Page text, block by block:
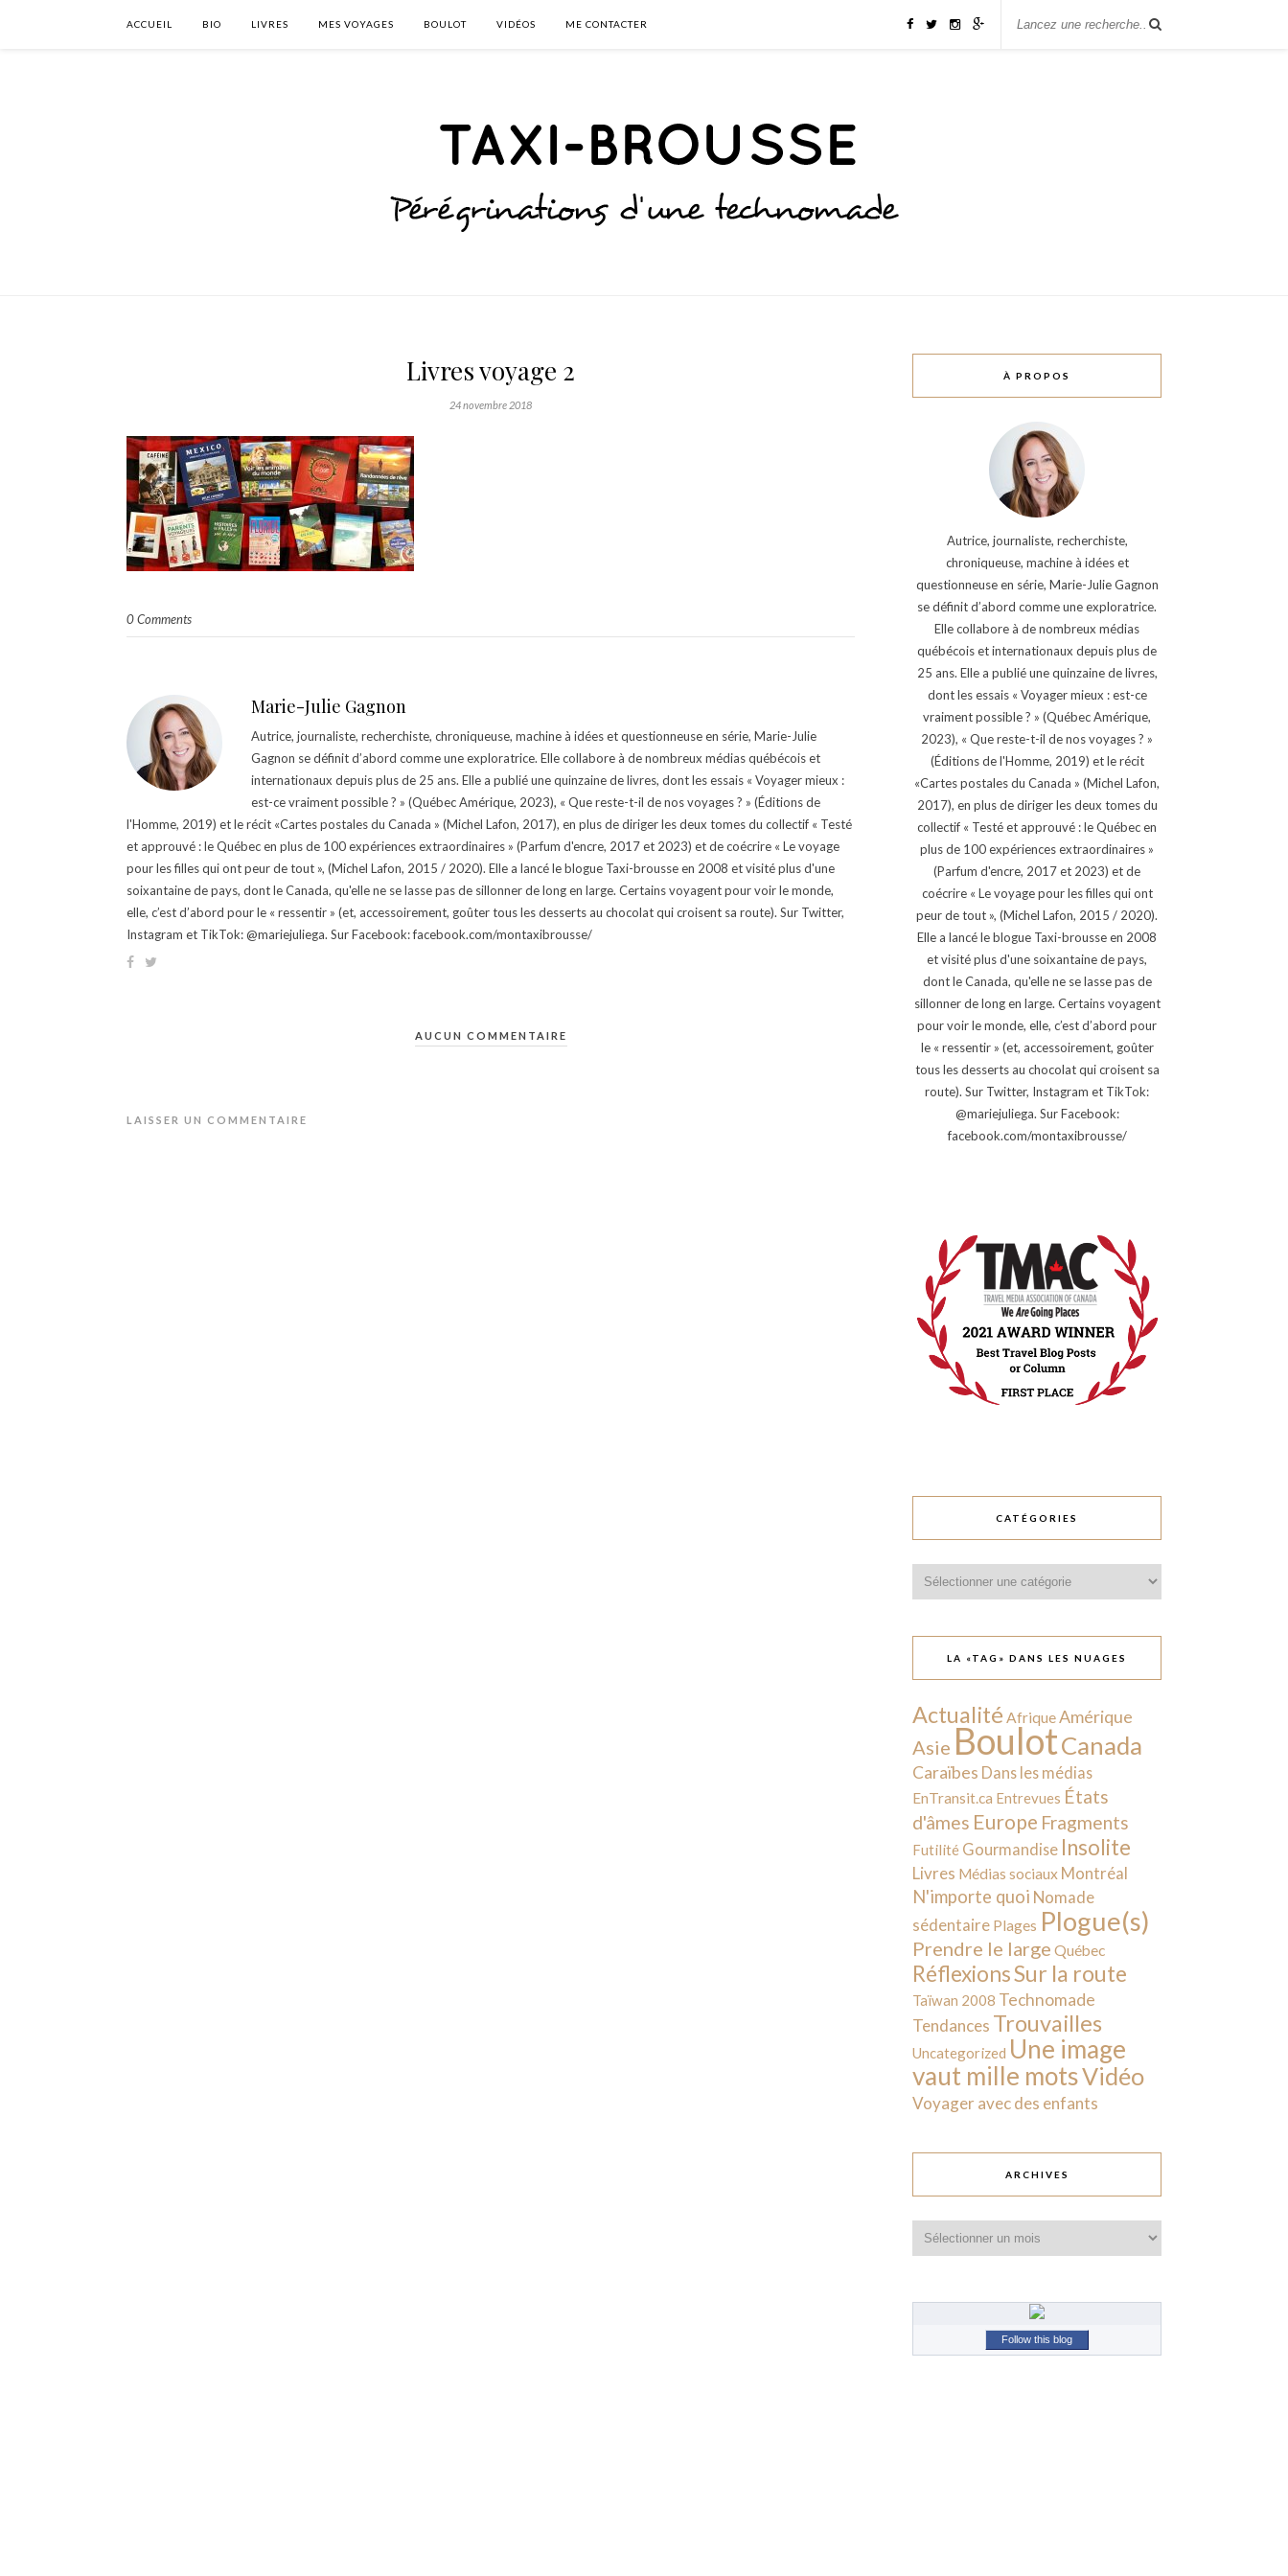
ACCUEIL BIO LIVRES MES VOYAGES BOULOT VIDÉOS ME CONTACTER
Livres voyage 2
24 novembre 2018
0 Comments
Marie-Julie Gagnon
Autrice, journaliste, recherchiste, chroniqueuse, machine à idées et questionneuse en série, Marie-Julie
Gagnon se définit d’abord comme une exploratrice. Elle collabore à de nombreux médias québécois et
internationaux depuis plus de 25 ans. Elle a publié une quinzaine de livres, dont les essais « Voyager mieux :
est-ce vraiment possible ? » (Québec Amérique, 2023), « Que reste-t-il de nos voyages ? » (Éditions de
l'Homme, 2019) et le récit «Cartes postales du Canada » (Michel Lafon, 2017), en plus de diriger les deux tomes du collectif « Testé
et approuvé : le Québec en plus de 100 expériences extraordinaires » (Parfum d'encre, 2017 et 2023) et de coécrire « Le voyage
pour les filles qui ont peur de tout », (Michel Lafon, 2015 / 2020). Elle a lancé le blogue Taxi-brousse en 2008 et visité plus d'une
soixantaine de pays, dont le Canada, qu'elle ne se lasse pas de sillonner de long en large. Certains voyagent pour voir le monde,
elle, c’est d’abord pour le « ressentir » (et, accessoirement, goûter tous les desserts au chocolat qui croisent sa route). Sur Twitter,
Instagram et TikTok: @mariejuliega. Sur Facebook: facebook.com/montaxibrousse/
AUCUN COMMENTAIRE
LAISSER UN COMMENTAIRE
À PROPOS
Autrice, journaliste, recherchiste,
chroniqueuse, machine à idées et
questionneuse en série, Marie-Julie Gagnon
se définit d’abord comme une exploratrice.
Elle collabore à de nombreux médias
québécois et internationaux depuis plus de
25 ans. Elle a publié une quinzaine de livres,
dont les essais « Voyager mieux : est-ce
vraiment possible ? » (Québec Amérique,
2023), « Que reste-t-il de nos voyages ? »
(Éditions de l'Homme, 2019) et le récit
«Cartes postales du Canada » (Michel Lafon,
2017), en plus de diriger les deux tomes du
collectif « Testé et approuvé : le Québec en
plus de 100 expériences extraordinaires »
(Parfum d'encre, 2017 et 2023) et de
coécrire « Le voyage pour les filles qui ont
peur de tout », (Michel Lafon, 2015 / 2020).
Elle a lancé le blogue Taxi-brousse en 2008
et visité plus d'une soixantaine de pays,
dont le Canada, qu'elle ne se lasse pas de
sillonner de long en large. Certains voyagent
pour voir le monde, elle, c’est d’abord pour
le « ressentir » (et, accessoirement, goûter
tous les desserts au chocolat qui croisent sa
route). Sur Twitter, Instagram et TikTok:
@mariejuliega. Sur Facebook:
facebook.com/montaxibrousse/
CATÉGORIES
LA «TAG» DANS LES NUAGES
Actualité AfriqueAmérique
Asie BoulotCanada
Caraïbes Dans les médias
EnTransit.ca Entrevues États
d'âmes Europe Fragments
Futilité Gourmandise Insolite
Livres Médias sociaux Montréal
N'importe quoi Nomade
sédentaire Plages Plogue(s)
Prendre le large Québec
RéflexionsSur la route
Taïwan 2008 Technomade
Tendances Trouvailles
Uncategorized Une image
vaut mille motsVidéo
Voyager avec des enfants
ARCHIVES
Follow this blog